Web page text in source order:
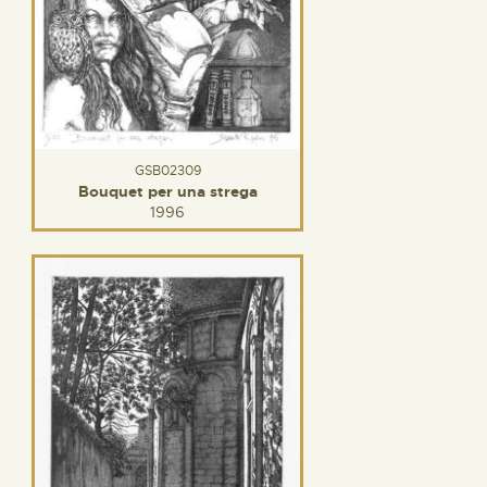
GSB02309
Bouquet per una strega
1996